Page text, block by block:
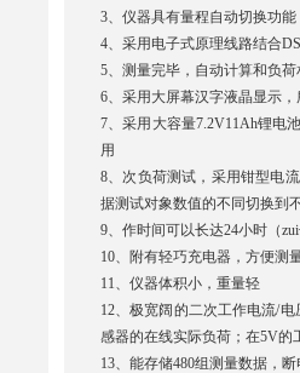
3、仪器具有量程自动切换功
4、采用电子式原理线路结合
5、测量完毕，自动计算和负
6、采用大屏幕汉字液晶显示
7、采用大容量7.2V11Ah锂电
用
8、次负荷测试，采用钳型电
据测试对象数值的不同切换到
9、作时间可以长达24小时（
10、附有轻巧充电器，方便测
11、仪器体积小，重量轻
12、极宽阔的二次工作电流/
感器的在线实际负荷；在5V的
13、能存储480组测量数据，